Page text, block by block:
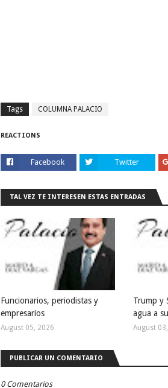
Tags COLUMNA PALACIO
REACTIONS
Facebook Twitter
TAL VEZ TE INTERESEN ESTAS ENTRADAS
Funcionarios, periodistas y
empresarios
August 05, 2026
Trump y
agua a
August
PUBLICAR UN COMENTARIO
0 Comentarios